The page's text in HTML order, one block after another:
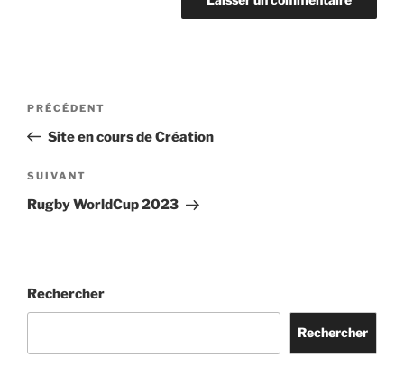
Navigation
l’article
Article
précédent
PRÉCÉDENT
Site en cours de Création
Article
suivant
SUIVANT
Rugby WorldCup 2023
Rechercher
Rechercher